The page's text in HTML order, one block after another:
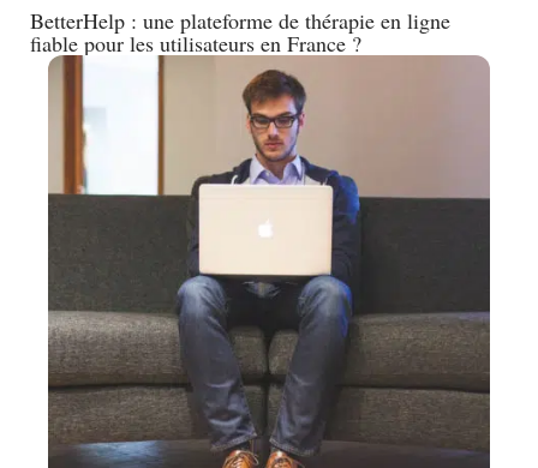
BetterHelp : une plateforme de thérapie en ligne
fiable pour les utilisateurs en France ?